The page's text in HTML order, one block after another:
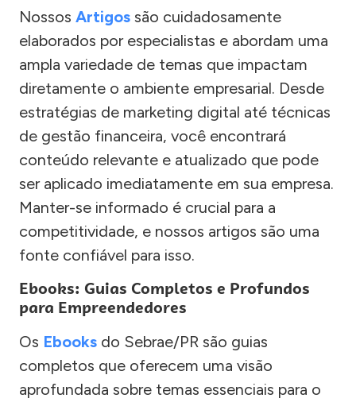
Nossos Artigos são cuidadosamente
elaborados por especialistas e abordam uma
ampla variedade de temas que impactam
diretamente o ambiente empresarial. Desde
estratégias de marketing digital até técnicas
de gestão financeira, você encontrará
conteúdo relevante e atualizado que pode
ser aplicado imediatamente em sua empresa.
Manter-se informado é crucial para a
competitividade, e nossos artigos são uma
fonte confiável para isso.
Ebooks: Guias Completos e Profundos
para Empreendedores
Os Ebooks do Sebrae/PR são guias
completos que oferecem uma visão
aprofundada sobre temas essenciais para o